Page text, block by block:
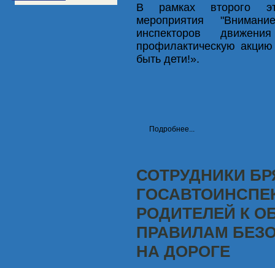
В рамках второго
мероприятия
инспекторов
профилактическую
быть дети!».
Подробнее...
СОТРУДНИКИ
РОДИТЕЛЕЙ К
ПРАВИЛАМ
НА ДОРОГЕ